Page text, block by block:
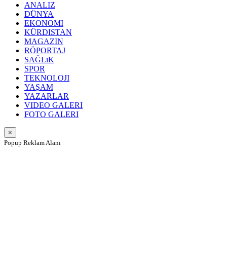
ANALIZ
DÜNYA
EKONOMI
KÜRDISTAN
MAGAZIN
RÖPORTAJ
SAĞLıK
SPOR
TEKNOLOJI
YAŞAM
YAZARLAR
VIDEO GALERI
FOTO GALERI
×
Popup Reklam Alanı